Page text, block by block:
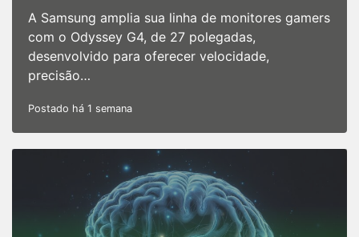
A Samsung amplia sua linha de monitores gamers
com o Odyssey G4, de 27 polegadas,
desenvolvido para oferecer velocidade,
precisão…
Postado há 1 semana